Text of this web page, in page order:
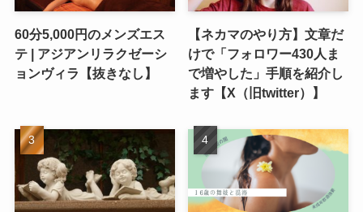
60分5,000円のメンズエス
テ | アジアンリラクゼーシ
ョンヴィラ【抜きなし】
【ネカマのやり方】文章だ
けで「フォロワー430人ま
で増やした」手順を紹介し
ます【X（旧twitter）】